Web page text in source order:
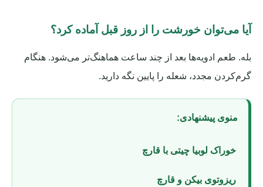
آیا می‌توان خورشت را از روز قبل آماده کرد؟
بله. طعم ادویه‌ها بعد از چند ساعت هماهنگ‌تر می‌شود. هنگام
گرم‌کردن مجدد، شعله را پایین نگه دارید.
منوی پیشنهادی:
خوراک لوبیا چیتی با قارچ
ریزوتوی بیکن و قارچ